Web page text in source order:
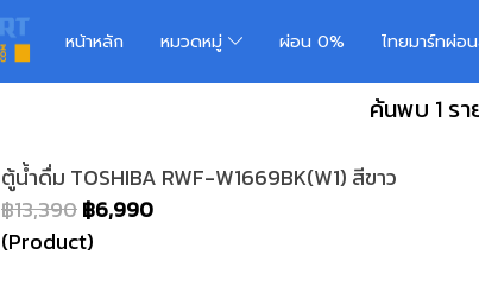
หน้าหลัก หมวดหมู่ ผ่อน 0% ไทยมาร์ทผ่อ
ค้นพบ 1 รา
ตู้น้ำดื่ม TOSHIBA RWF-W1669BK(W1) สีขาว
฿13,390฿6,990
(Product)